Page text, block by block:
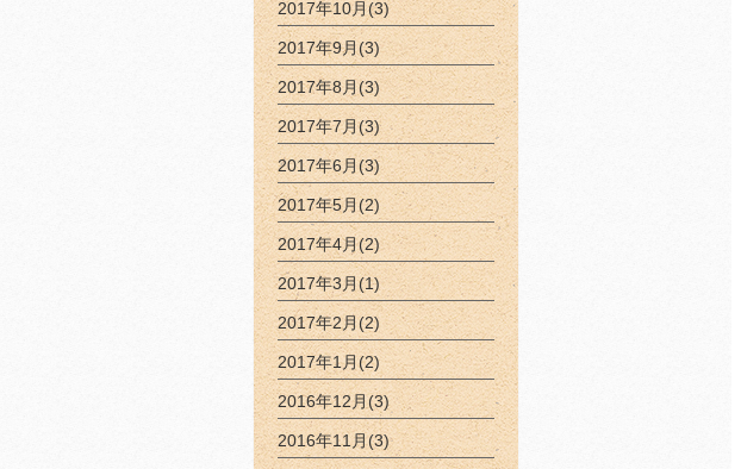
2017年10月(3)
2017年9月(3)
2017年8月(3)
2017年7月(3)
2017年6月(3)
2017年5月(2)
2017年4月(2)
2017年3月(1)
2017年2月(2)
2017年1月(2)
2016年12月(3)
2016年11月(3)